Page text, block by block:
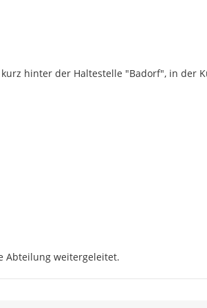
hinter der Haltestelle "Badorf", in der
Abteilung weitergeleitet.